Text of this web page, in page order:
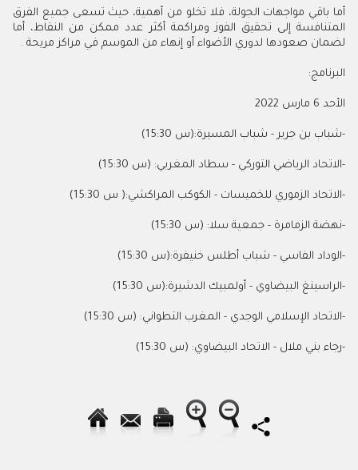
أما باقي مواجهات الجولة، فلا تخلو من أهمية، حيث تسعى جميع الفرق
المتنافسة إلى تحقيق الفوز ومراكمة أكثر عدد ممكن من النقاط، أما
لضمان صعودها لدوري الأضواء أو إنهاء من الموسم في مراكز مريحة .
البرنامج:
الأحد 6 مارس 2022
-شباب بن جرير - شباب المسيرة:(س 15:30)
-الاتحاد الرياضي التوركي - سطاد المغربي: (س 15:30)
-الاتحاد الزموري للخميسات - الكوكب المراكشي:( س 15:30)
-نهضة الزمامرة - جمعية سلا: (س 15:30)
-الوداد الفاسي - شباب أطلس خنيفرة:(س 15:30)
-الراسينغ البيضاوي - أولمبيك الدشيرة:(س 15:30)
-الاتحاد الإسلامي الوجدي - المغرب التطواني: (س 15:30)
-رجاء بني ملال - الاتحاد البيضاوي: (س 15:30)